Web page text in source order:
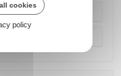
enfant(s) à charge
cookies
policy